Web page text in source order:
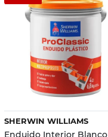
Vista rápida
SHERWIN WILLIAMS
Enduido Interior Blanco